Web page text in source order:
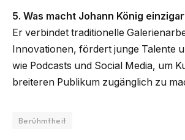
5. Was macht Johann König
Er verbindet traditionelle
Innovationen, fördert junge Talente
wie Podcasts und Social Media, um
breiteren Publikum zugänglich zu
Berühmtheit